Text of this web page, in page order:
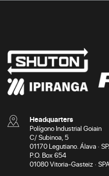
Headquarters
Polígono Industrial Goiain
C/ Subinoa, 5
01170 Legutiano. Álava ·
P.O. Box 654
01080 Vitoria-Gasteiz ·